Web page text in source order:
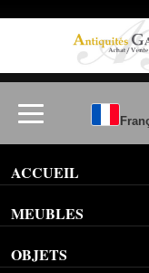
ACCUEIL
MEUBLES
OBJETS